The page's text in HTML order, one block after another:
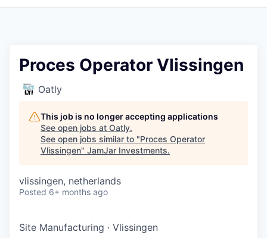
Jobs
Proces Operator Vlissingen
Oatly
This job is no longer accepting applications
See open jobs at Oatly.
See open jobs similar to "Proces Operator
Vlissingen" JamJar Investments.
vlissingen, netherlands
Posted 6+ months ago
Site Manufacturing · Vlissingen